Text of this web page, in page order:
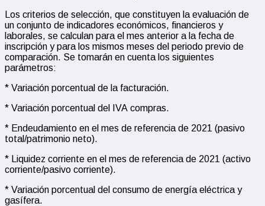
Los criterios de selección, que constituyen la evaluación de
un conjunto de indicadores económicos, financieros y
laborales, se calculan para el mes anterior a la fecha de
inscripción y para los mismos meses del periodo previo de
comparación. Se tomarán en cuenta los siguientes
parámetros:
* Variación porcentual de la facturación.
* Variación porcentual del IVA compras.
* Endeudamiento en el mes de referencia de 2021 (pasivo
total/patrimonio neto).
* Liquidez corriente en el mes de referencia de 2021 (activo
corriente/pasivo corriente).
* Variación porcentual del consumo de energía eléctrica y
gasífera.